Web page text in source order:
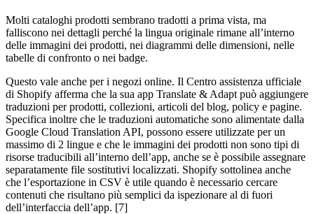
Molti cataloghi prodotti sembrano tradotti a prima vista, ma
falliscono nei dettagli perché la lingua originale rimane all’interno
delle immagini dei prodotti, nei diagrammi delle dimensioni, nelle
tabelle di confronto o nei badge.
Questo vale anche per i negozi online. Il Centro assistenza ufficiale
di Shopify afferma che la sua app Translate & Adapt può aggiungere
traduzioni per prodotti, collezioni, articoli del blog, policy e pagine.
Specifica inoltre che le traduzioni automatiche sono alimentate dalla
Google Cloud Translation API, possono essere utilizzate per un
massimo di 2 lingue e che le immagini dei prodotti non sono tipi di
risorse traducibili all’interno dell’app, anche se è possibile assegnare
separatamente file sostitutivi localizzati. Shopify sottolinea anche
che l’esportazione in CSV è utile quando è necessario cercare
contenuti che risultano più semplici da ispezionare al di fuori
dell’interfaccia dell’app. [7]